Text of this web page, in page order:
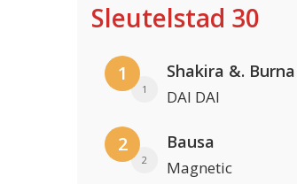
Sleutelstad 30
1
1
Shakira &.
DAI DAI
2
2
Bausa
Magnetic